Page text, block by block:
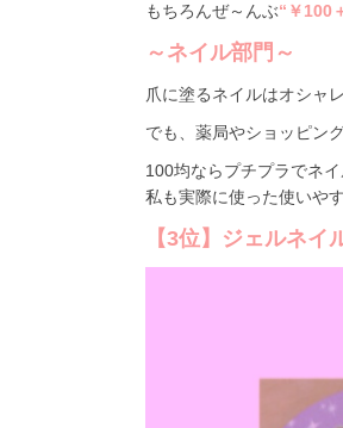
もちろんぜ～んぶ“￥100
～ネイル部門～
爪に塗るネイルはオシャ
でも、薬局やショッピン
100均ならプチプラでネ
私も実際に使った使いや
【3位】ジェルネイ